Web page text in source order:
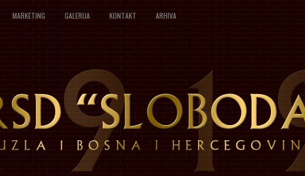
MARKETING GALERIJA KONTAKT ARHIVA